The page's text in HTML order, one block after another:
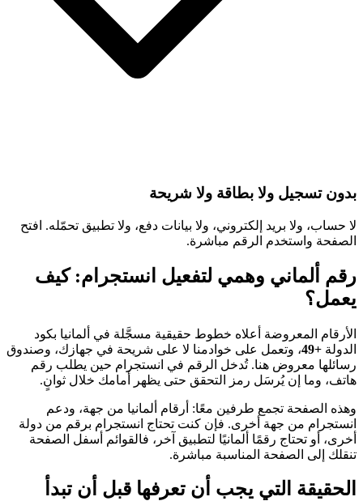
بدون تسجيل ولا بطاقة ولا شريحة
لا حساب، ولا بريد إلكتروني، ولا بيانات دفع، ولا تطبيق تحمّله. افتح
الصفحة واستخدم الرقم مباشرة.
رقم ألماني وهمي لتفعيل انستجرام: كيف
يعمل؟
الأرقام المعروضة أعلاه خطوط حقيقية مسجَّلة في ألمانيا بكود
الدولة +49
، وتعمل على خوادمنا لا على شريحة في جهازك، وصندوق
رسائلها معروض هنا. تُدخل الرقم في انستجرام حين يطلب رقم
هاتف، وما إن يُرسَل رمز التحقق حتى يظهر أمامك خلال ثوانٍ.
وهذه الصفحة تجمع طرفين معًا: أرقام ألمانيا من جهة، ودعم
انستجرام من جهة أخرى. فإن كنت تحتاج انستجرام برقم من دولة
أخرى، أو تحتاج رقمًا ألمانيًا لتطبيق آخر، فالقوائم أسفل الصفحة
تنقلك إلى الصفحة المناسبة مباشرة.
الحقيقة التي يجب أن تعرفها قبل أن تبدأ